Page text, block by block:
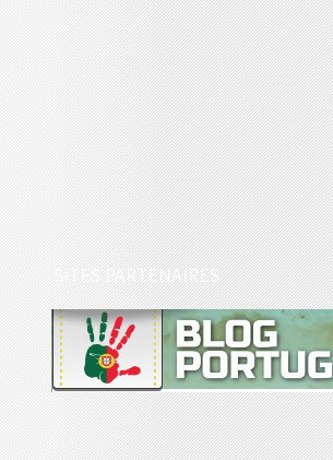
SITES PARTENAIRES